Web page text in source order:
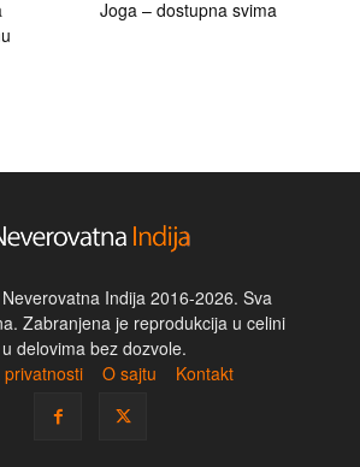
Joga – dostupna svima
Indija 2016-2026. Sva
Zabranjena je reprodukcija u celini
delovima bez dozvole.
privatnosti
O sajtu Kontakt